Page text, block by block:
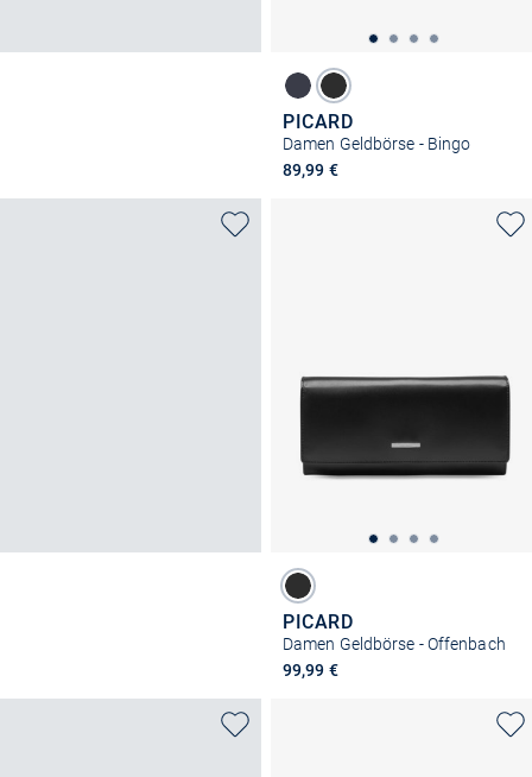
PICARD
Damen Geldbörse - Bingo
89,99 €
PICARD
Damen Geldbörse - Offenbach
99,99 €